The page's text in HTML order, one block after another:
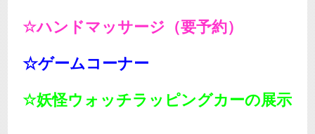
☆ハンドマッサージ（要予約）
☆ゲームコーナー
☆妖怪ウォッチラッピングカーの展示